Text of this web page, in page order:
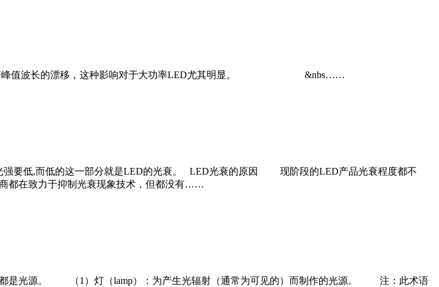
光谱峰值波长的漂移，这种影响对于大功率LED尤其明显。 &nbs……
要低,而低的这一部分就是LED的光衰。 LED光衰的原因 现阶段的LED产品光衰程度都不
都在致力于抑制光衰现象技术，但都没有……
源。 （1）灯（lamp）：为产生光辐射（通常为可见的）而制作的光源。 注：此术语